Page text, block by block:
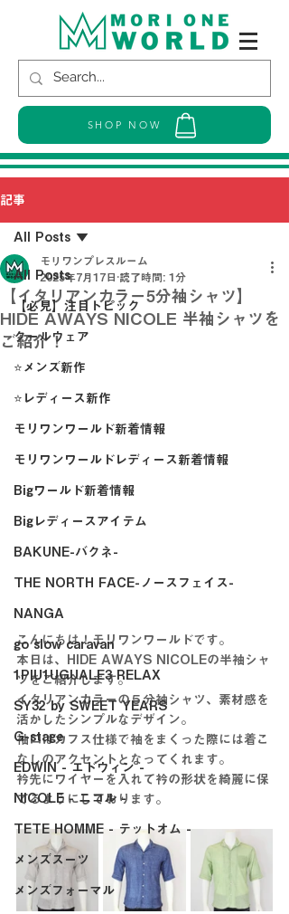
SHOP NOW
記事
All Posts
【必見】注目トピック
クールウェア
⭐メンズ新作
⭐レディース新作
モリワンワールド新着情報
モリワンワールドレディース新着情報
Bigワールド新着情報
Bigレディースアイテム
BAKUNE-バクネ-
THE NORTH FACE-ノースフェイス-
NANGA
go slow caravan
1PIU1UGUALE3 RELAX
SY32 by SWEET YEARS
G-stage
EDWIN - エドウィン -
NICOLE - ニコル -
TETE HOMME - テットオム -
メンズスーツ
メンズフォーマル
All Posts
【イタリアンカラー5分袖シャツ】
HIDE AWAYS NICOLE 半袖シャツを
ご紹介！
モリワンプレスルーム
2025年7月17日 読了時間: 1分
こんにちは！モリワンワールドです。
本日は、HIDE AWAYS NICOLEの半袖シャ
ツをご紹介します。
イタリアンカラーの５分袖シャツ、素材感を
活かしたシンプルなデザイン。
袖口はカフス仕様で袖をまくった際には着こ
なしのアクセントとなってくれます。
衿先にワイヤーを入れて衿の形状を綺麗に保
てるようにしております。